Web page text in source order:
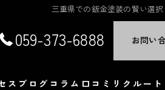
三重県での鈑金塗装の賢い選
059-373-6888 お問い
ス ブログ コラム 口コミ リクルート